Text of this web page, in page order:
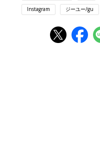
Instagram ジーユー/gu